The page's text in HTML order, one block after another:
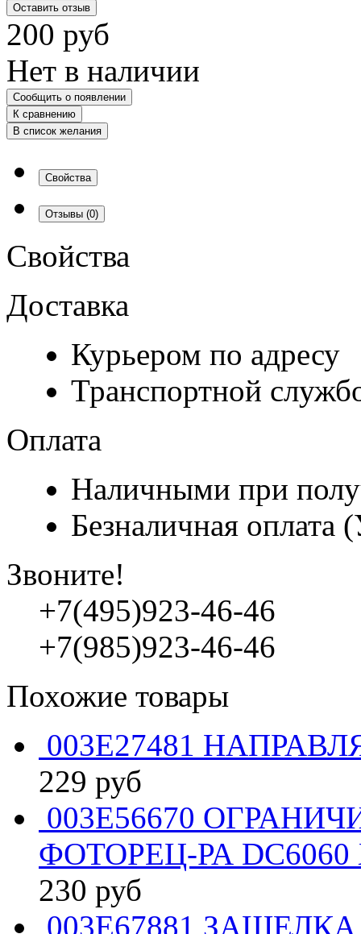
Оставить отзыв
200 руб
Нет в наличии
Сообщить о появлении
К сравнению
В список желания
Свойства
Отзывы (0)
Свойства
Доставка
Курьером по адресу
Транспортной
Оплата
Наличными при
Безналичная
Звоните!
+7(495)923-46-46
+7(985)923-46-46
Похожие товары
003E27481
229 руб
003E56670
ФОТОРЕЦ-РА DC6060
230 руб
003E67881